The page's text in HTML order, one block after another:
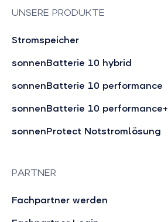
UNSERE PRODUKTE
Stromspeicher
sonnenBatterie 10 hybrid
sonnenBatterie 10 performance
sonnenBatterie 10 performance+
sonnenProtect Notstromlösung
PARTNER
Fachpartner werden